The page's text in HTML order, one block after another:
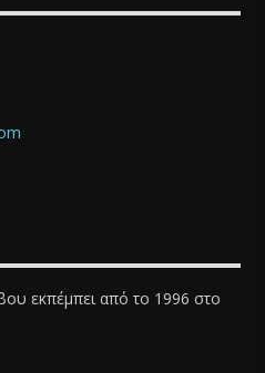
εκπέμπει από το 1996 στο